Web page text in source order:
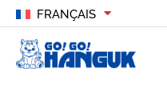
FRANÇAIS